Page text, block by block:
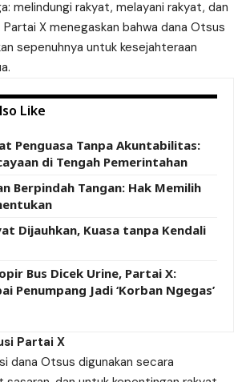
melindungi rakyat, melayani rakyat, dan
X menegaskan bahwa dana Otsus
sepenuhnya untuk kesejahteraan
Like
Penguasa Tanpa Akuntabilitas:
di Tengah Pemerintahan
Berpindah Tangan: Hak Memilih
Dijauhkan, Kuasa tanpa Kendali
Bus Dicek Urine, Partai X:
Penumpang Jadi ‘Korban Ngegas’
Partai X
dana Otsus digunakan secara